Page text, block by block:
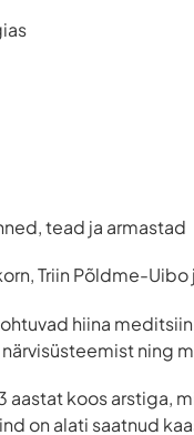
tead ja armastad
Triin Põldme-Uibo
hiina
aastat koos arstiga,
on alati saatnud